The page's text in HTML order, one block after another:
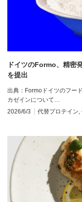
ドイツのFormo、精密
を提出
出典：Formoドイツのフー
カゼインについて…
2026/6/3
代替プロテイン